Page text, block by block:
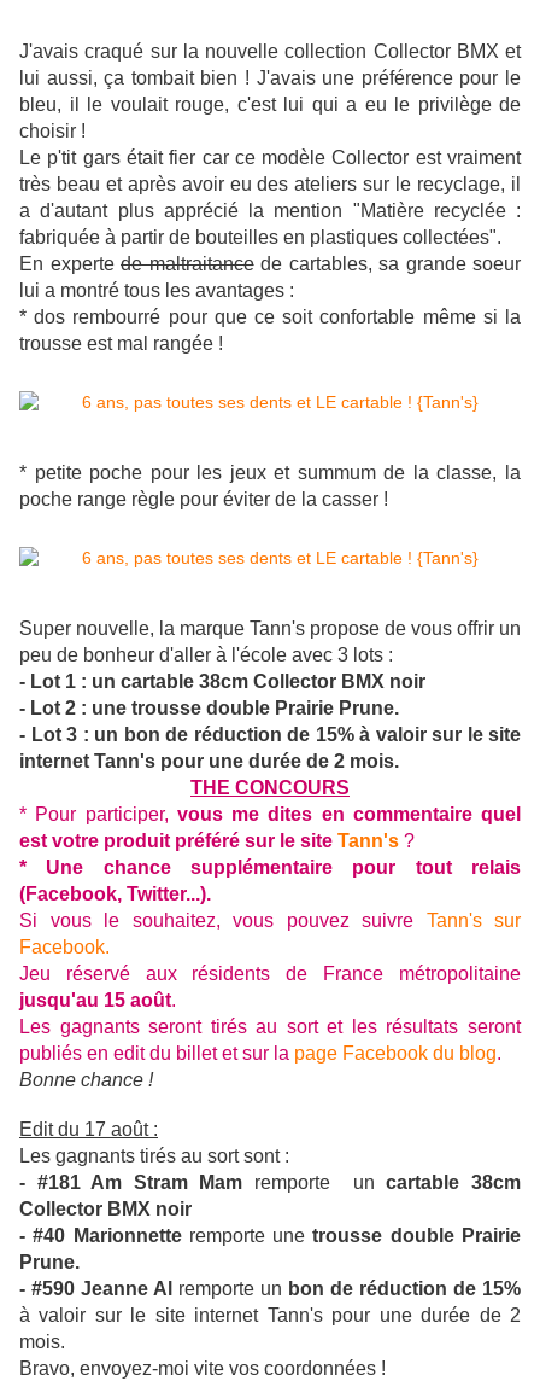
J'avais craqué sur la nouvelle collection Collector BMX et
lui aussi, ça tombait bien ! J'avais une préférence pour le
bleu, il le voulait rouge, c'est lui qui a eu le privilège de
choisir !
Le p'tit gars était fier car ce modèle Collector est vraiment
très beau et après avoir eu des ateliers sur le recyclage, il
a d'autant plus apprécié la mention "Matière recyclée :
fabriquée à partir de bouteilles en plastiques collectées".
En experte de maltraitancede cartables, sa grande soeur
lui a montré tous les avantages :
* dos rembourré pour que ce soit confortable même si la
trousse est mal rangée !
* petite poche pour les jeux et summum de la classe, la
poche range règle pour éviter de la casser !
Super nouvelle, la marque Tann's propose de vous offrir un
peu de bonheur d'aller à l'école avec 3 lots :
- Lot 1 : un cartable 38cm Collector BMX noir
- Lot 2 : une trousse double Prairie Prune.
- Lot 3 : un bon de réduction de 15% à valoir sur le site
internet Tann's pour une durée de 2 mois.
THE CONCOURS
* Pour participer, vous me dites en commentaire quel
est votre produit préféré sur le site Tann's ?
* Une chance supplémentaire pour tout relais
(Facebook, Twitter...).
Si vous le souhaitez, vous pouvez suivre Tann's sur
Facebook.
Jeu réservé aux résidents de France métropolitaine
jusqu'au 15 août.
Les gagnants seront tirés au sort et les résultats seront
publiés en edit du billet et sur la page Facebook du blog.
Bonne chance !
Edit du 17 août :
Les gagnants tirés au sort sont :
- #181 Am Stram Mam remporte uncartable 38cm
Collector BMX noir
- #40 Marionnetteremporte unetrousse double Prairie
Prune.
- #590 Jeanne Al
remporte un bon de réduction de 15%
à valoir sur le site internet Tann's pour une durée de 2
mois.
Bravo, envoyez-moi vite vos coordonnées !